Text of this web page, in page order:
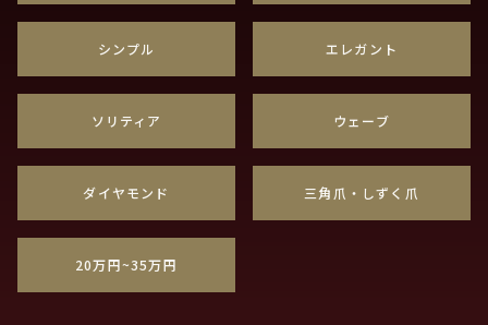
シンプル エレガント
ソリティア ウェーブ
ダイヤモンド 三角爪・しずく爪
20万円~35万円